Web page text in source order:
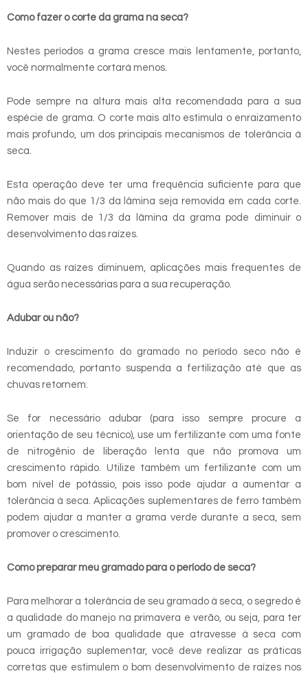
Como fazer o corte da grama na seca?
Nestes períodos a grama cresce mais lentamente, portanto,
você normalmente cortará menos.
Pode sempre na altura mais alta recomendada para a sua
espécie de grama. O corte mais alto estimula o enraizamento
mais profundo, um dos principais mecanismos de tolerância à
seca.
Esta operação deve ter uma frequência suficiente para que
não mais do que 1/3 da lâmina seja removida em cada corte.
Remover mais de 1/3 da lâmina da grama pode diminuir o
desenvolvimento das raízes.
Quando as raízes diminuem, aplicações mais frequentes de
água serão necessárias para a sua recuperação.
Adubar ou não?
Induzir o crescimento do gramado no período seco não é
recomendado, portanto suspenda a fertilização até que as
chuvas retornem.
Se for necessário adubar (para isso sempre procure a
orientação de seu técnico), use um fertilizante com uma fonte
de nitrogênio de liberação lenta que não promova um
crescimento rápido. Utilize também um fertilizante com um
bom nível de potássio, pois isso pode ajudar a aumentar a
tolerância à seca. Aplicações suplementares de ferro também
podem ajudar a manter a grama verde durante a seca, sem
promover o crescimento.
Como preparar meu gramado para o período de seca?
Para melhorar a tolerância de seu gramado à seca, o segredo é
a qualidade do manejo na primavera e verão, ou seja, para ter
um gramado de boa qualidade que atravesse à seca com
pouca irrigação suplementar, você deve realizar as práticas
corretas que estimulem o bom desenvolvimento de raízes nos